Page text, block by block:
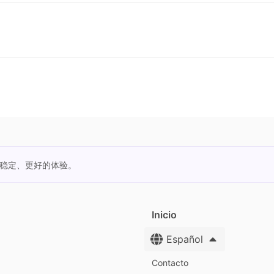
定、更好的体验。
Inicio
Español
Contacto